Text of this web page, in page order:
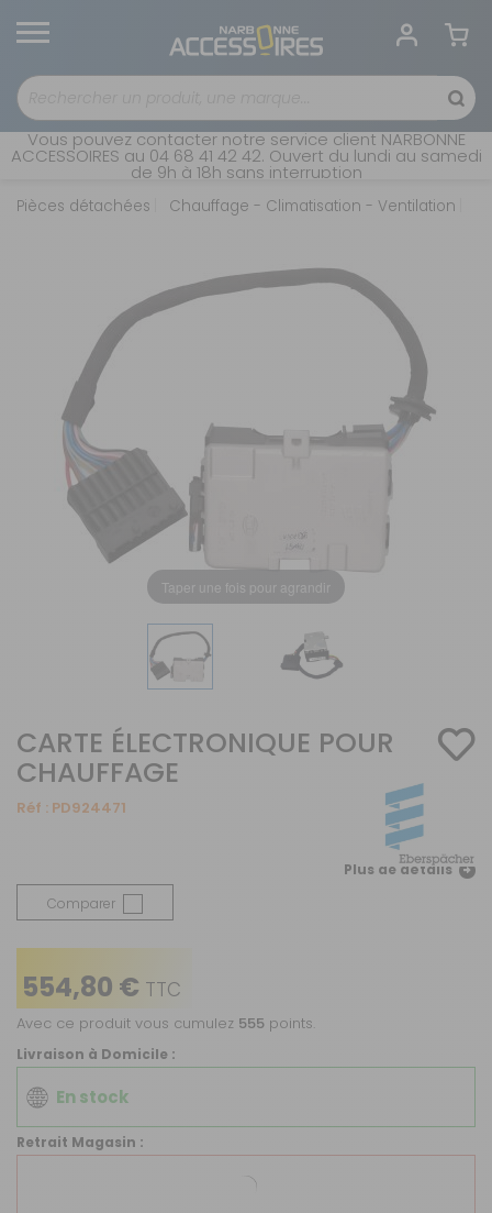
Vous pouvez contacter notre service client NARBONNE
ACCESSOIRES au 04 68 41 42 42. Ouvert du lundi au samedi
de 9h à 18h sans interruption
Pièces détachées Chauffage - Climatisation - Ventilation
Taper une fois pour agrandir
CARTE ÉLECTRONIQUE POUR
CHAUFFAGE
Réf : PD924471
Plus de détails
Comparer
554,80 € TTC
Avec ce produit vous cumulez 555 points.
Livraison à Domicile :
En stock
Retrait Magasin :